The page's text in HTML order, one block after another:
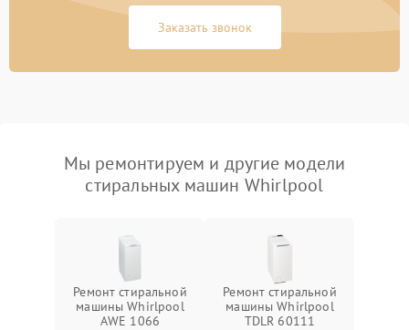
Заказать звонок
Мы ремонтируем и другие модели
стиральных машин Whirlpool
Ремонт стиральной
машины Whirlpool
AWE 1066
Ремонт стиральной
машины Whirlpool
TDLR 60111